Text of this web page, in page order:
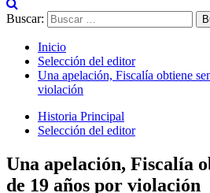
Buscar:
Inicio
Selección del editor
Una apelación, Fiscalía obtiene
violación
Historia Principal
Selección del editor
Una apelación, Fiscalía
de 19 años por violación